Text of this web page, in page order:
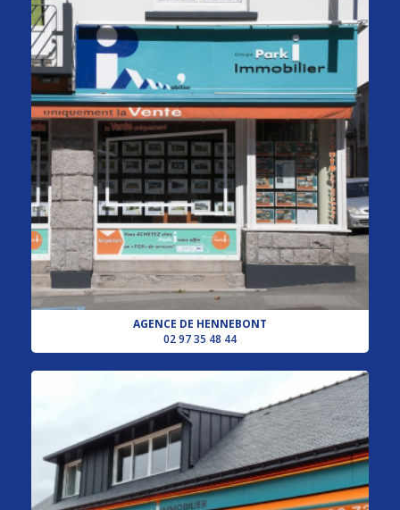
AGENCE DE HENNEBONT
02 97 35 48 44